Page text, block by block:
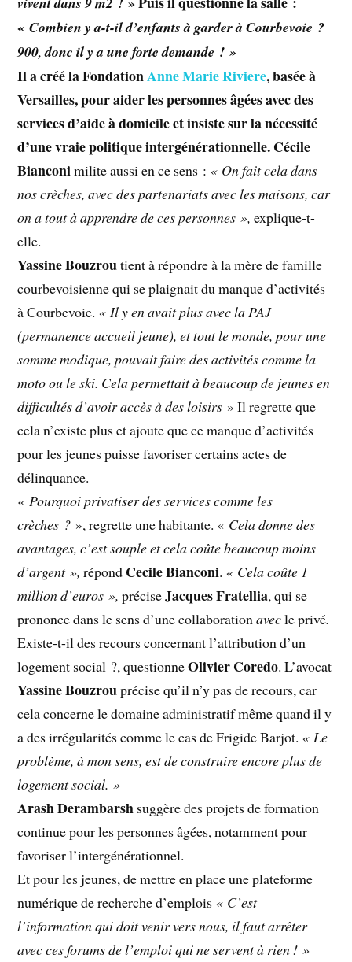
«Combien y a-t-il d’enfants à garder à Courbevoie ?
900, donc il y a une forte demande ! »
Il a créé la FondationAnne Marie Riviere, basée à
Versailles, pour aider les personnes âgées avec des
services d’aide à domicile et insiste sur la nécessité
d’une vraie politique intergénérationnelle.Cécile
Bianconimilite aussi en ce sens : « On fait cela dans
nos crèches, avec des partenariats avec les maisons, car
on a tout à apprendre de ces personnes », explique-t-
elle.
Yassine Bouzroutient à répondre à la mère de famille
courbevoisienne qui se plaignait du manque d’activités
à Courbevoie. « Il y en avait plus avec la PAJ
(permanence accueil jeune), et tout le monde, pour une
somme modique, pouvait faire des activités comme la
moto ou le ski. Cela permettait à beaucoup de jeunes en
difficultés d’avoir accès à des loisirs » Il regrette que
cela n’existe plus et ajoute que ce manque d’activités
pour les jeunes puisse favoriser certains actes de
délinquance.
« Pourquoi privatiser des services comme les
crèches ? », regrette une habitante. « Cela donne des
avantages, c’est souple et cela coûte beaucoup moins
d’argent »,répond Cecile Bianconi. « Cela coûte 1
million d’euros »,préciseJacques Fratellia, qui se
prononce dans le sens d’une collaborationavecle privé.
Existe-t-il des recours concernant l’attribution d’un
logement social ?, questionneOlivier Coredo. L’avocat
Yassine Bouzrouprécise qu’il n’y pas de recours, car
cela concerne le domaine administratif même quand il y
a des irrégularités comme le cas de Frigide Barjot. « Le
problème, à mon sens, est de construire encore plus de
logement social. »
Arash Derambarsh suggère des projets de formation
continue pour les personnes âgées, notamment pour
favoriser l’intergénérationnel.
Et pour les jeunes, de mettre en place une plateforme
numérique de recherche d’emplois « C’est
l’information qui doit venir vers nous, il faut arrêter
avec ces forums de l’emploi qui ne servent à rien ! »